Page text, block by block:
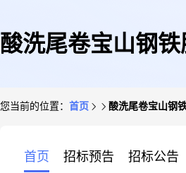
酸洗尾卷宝山钢
您当前的位置： 首页 酸洗尾卷宝山钢
首页 招标预告 招标公告